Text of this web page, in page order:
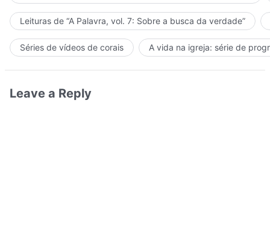
Leituras de “A Palavra, vol. 7: Sobre a busca da verdade”
Séries de vídeos de corais A vida na igreja: série de
Leave a Reply